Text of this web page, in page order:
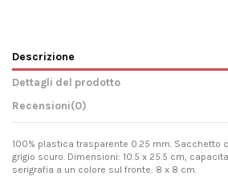
Descrizione
Dettagli del prodotto
Recensioni(0)
100% plastica trasparente 0.25 mm. Sacchetto
grigio scuro. Dimensioni: 10.5 x 25.5 cm,
serigrafia a un colore sul fronte: 8 x 8 cm.